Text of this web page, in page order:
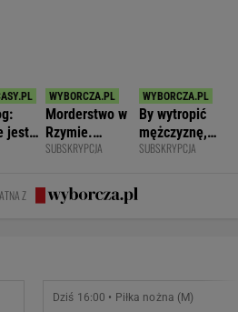
jest
Morderstwo w
Rzymie.
Dlaczego
zniszczyli
swoje życia?
SUBSKRYPCJA
By wytropić
mężczyznę,
nie musi
SUBSKRYPCJA
Z
Dziś 16:00 • Piłka nożna (M)